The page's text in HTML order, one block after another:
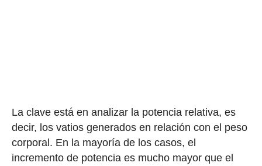
La clave está en analizar la potencia relativa, es
decir, los vatios generados en relación con el peso
corporal. En la mayoría de los casos, el
incremento de potencia es mucho mayor que el